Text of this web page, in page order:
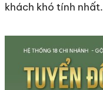
khách khó tính nhất.